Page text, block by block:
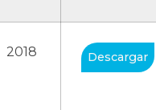
2018 Descargar